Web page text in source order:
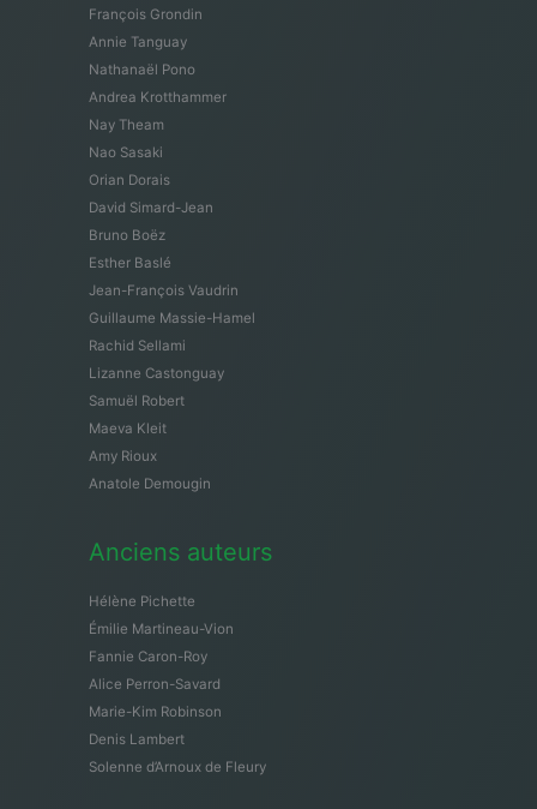
François Grondin
Annie Tanguay
Nathanaël Pono
Andrea Krotthammer
Nay Theam
Nao Sasaki
Orian Dorais
David Simard-Jean
Bruno Boëz
Esther Baslé
Jean-François Vaudrin
Guillaume Massie-Hamel
Rachid Sellami
Lizanne Castonguay
Samuël Robert
Maeva Kleit
Amy Rioux
Anatole Demougin
Anciens auteurs
Hélène Pichette
Émilie Martineau-Vion
Fannie Caron-Roy
Alice Perron-Savard
Marie-Kim Robinson
Denis Lambert
Solenne d’Arnoux de Fleury